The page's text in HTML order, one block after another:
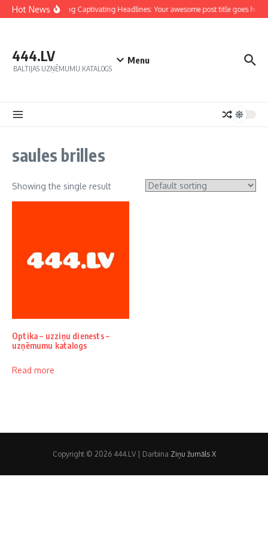
Hot NewsCrafting Captivating Headlines: Your awesome post title goes here
444.LV
BALTIJAS UZŅĒMUMU KATALOGS
Menu
saules brilles
Showing the single result
Optika – uzziņu dienests –
uzņēmumu katalogs
Read more
Copyright © 2026 444.LV | Darbina Ziņu žurnāls X